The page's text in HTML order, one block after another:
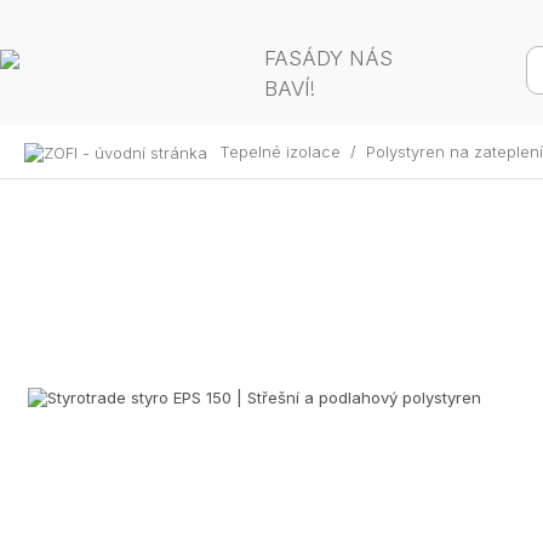
FASÁDY NÁS
BAVÍ!
Tepelné izolace / Polystyren na